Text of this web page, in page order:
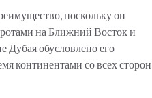
поскольку он
на Ближний Восток и
Дубая обусловлено его
континентами со всех сторон